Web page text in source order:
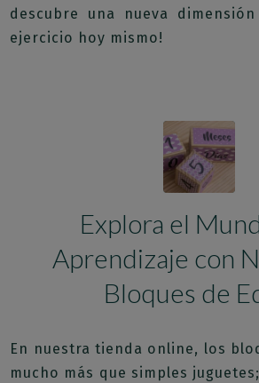
descubre una nueva
ejercicio hoy mismo!
Explora el
Aprendizaje con
Bloques de
En nuestra tienda online, los
mucho más que simples